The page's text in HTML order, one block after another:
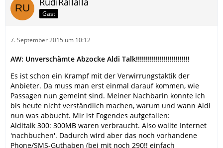
Gast
7. September 2015 um 10:12
AW: Unverschämte Abzocke Aldi Talk!!!!!!!!!!!!!!!!!!!!!!!!!!!
Es ist schon ein Krampf mit der Verwirrungstaktik der
Anbieter. Da muss man erst einmal darauf kommen, wie
Passagen nun gemeint sind. Meiner Nachbarin konnte ich
bis heute nicht verständlich machen, warum und wann Aldi
nun was abbucht. Mir ist Fogendes aufgefallen:
Alditalk 300: 300MB waren verbraucht. Also wollte Internet
'nachbuchen'. Dadurch wird aber das noch vorhandene
Phone/SMS-Guthaben (bei mit noch 290!! einfach